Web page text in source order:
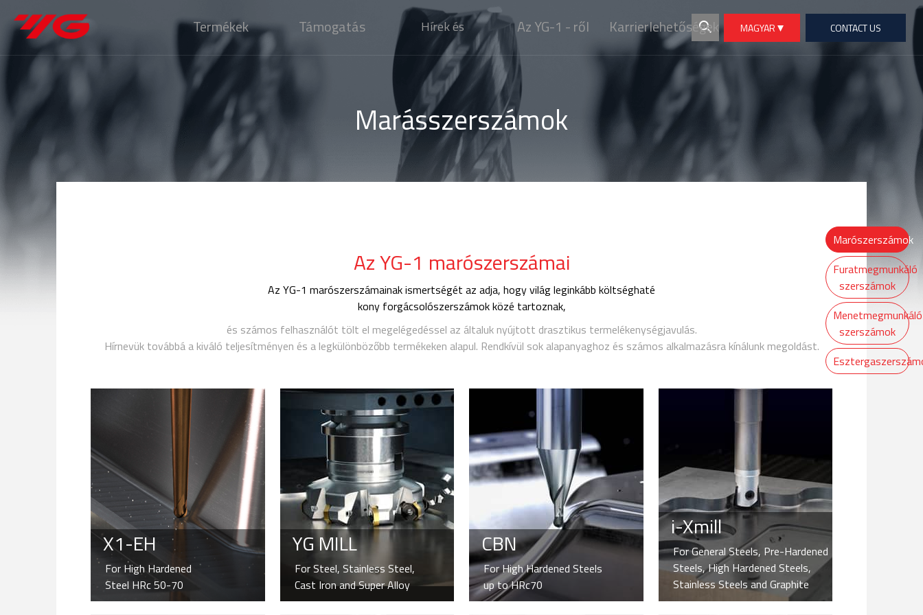
Termékek Támogatás
Hírek és
médiamegjelenés
Az YG-1 - ről Karrierlehetőségek MAGYAR CONTACT US
Marásszerszámok
Az YG-1 marószerszámai
Az YG-1 marószerszámainak ismertségét az adja, hogy világ leginkább költséghaté
kony forgácsolószerszámok közé tartoznak,
és számos felhasználót tölt el megelégedéssel az általuk nyújtott drasztikus termelékenységjavulás.
Hírnevük továbbá a kiváló teljesítményen és a legkülönbözőbb termékeken alapul. Rendkívül sok alapanyaghoz és számos alkalmazásra kínálunk megoldást.
X1-EH
For High Hardened
Steel HRc 50-70
YG MILL
For Steel, Stainless Steel,
Cast Iron and Super Alloy
CBN
For High Hardened Steels
up to HRc70
i-Xmill
For General Steels, Pre-Hardened
Steels, High Hardened Steels,
Stainless Steels and Graphite
Marószerszámok
Furatmegmunkáló
szerszámok
Menetmegmunkáló
szerszámok